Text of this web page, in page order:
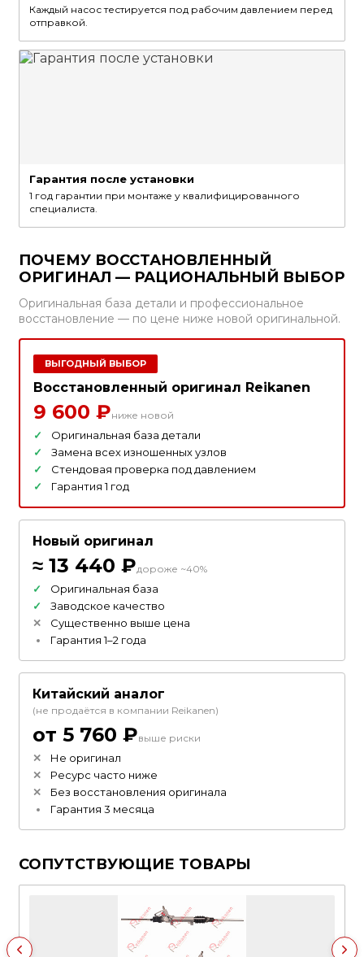
Каждый насос тестируется под рабочим давлением перед
отправкой.
Гарантия после установки
1 год гарантии при монтаже у квалифицированного
специалиста.
ПОЧЕМУ ВОССТАНОВЛЕННЫЙ
ОРИГИНАЛ — РАЦИОНАЛЬНЫЙ ВЫБОР
Оригинальная база детали и профессиональное
восстановление — по цене ниже новой оригинальной.
ВЫГОДНЫЙ ВЫБОР
Восстановленный оригинал Reikanen
9 600 ₽ниже новой
Оригинальная база детали
Замена всех изношенных узлов
Стендовая проверка под давлением
Гарантия 1 год
Новый оригинал
≈ 13 440 ₽дороже ~40%
Оригинальная база
Заводское качество
Существенно выше цена
Гарантия 1–2 года
Китайский аналог
(не продаётся в компании Reikanen)
от 5 760 ₽выше риски
Не оригинал
Ресурс часто ниже
Без восстановления оригинала
Гарантия 3 месяца
СОПУТСТВУЮЩИЕ ТОВАРЫ